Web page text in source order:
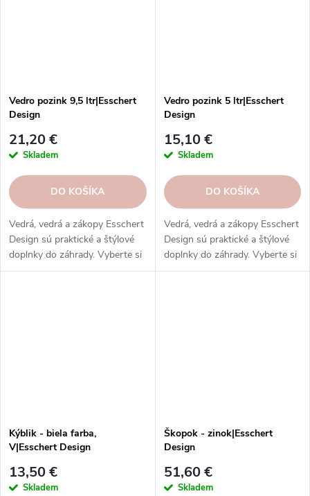
Vedro pozink 9,5 ltr|Esschert
Design
21,20 €
Skladem
DO KOŠÍKA
Vedrá, vedrá a zákopy Esschert
Design sú praktické a štýlové
doplnky do záhrady. Vyberte si
z rôznych veľkostí, materiálov a
Vedro pozink 5 ltr|Esschert
Design
15,10 €
Skladem
DO KOŠÍKA
Vedrá, vedrá a zákopy Esschert
Design sú praktické a štýlové
doplnky do záhrady. Vyberte si
z rôznych veľkostí, materiálov a
Kýblik - biela farba,
V|Esschert Design
13,50 €
Skladem
Škopok - zinok|Esschert
Design
51,60 €
Skladem